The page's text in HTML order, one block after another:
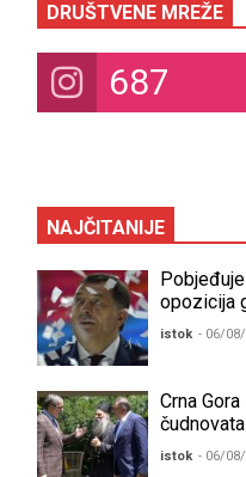
DRUŠTVENE MREŽE
687
NAJČITANIJE
opozicija
istok - 06/
Crna
čudnovata
istok - 06/